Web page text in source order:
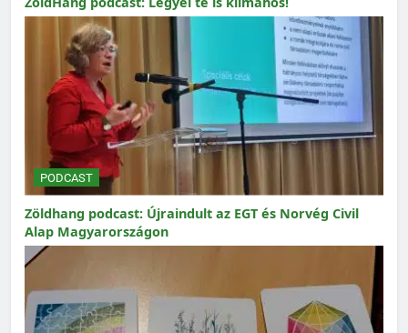
PODCAST
Zöldhang podcast: Újraindult az EGT és Norvég Civil
Alap Magyarországon